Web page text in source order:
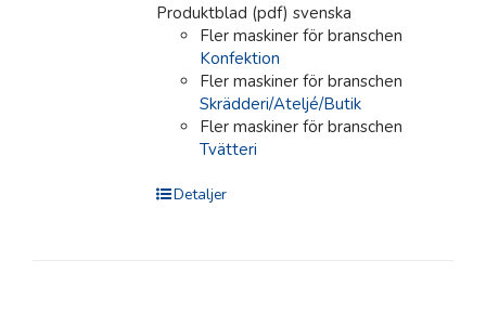
Produktblad (pdf) svenska
Fler maskiner för branschen
Konfektion
Fler maskiner för branschen
Skrädderi/Ateljé/Butik
Fler maskiner för branschen
Tvätteri
Detaljer